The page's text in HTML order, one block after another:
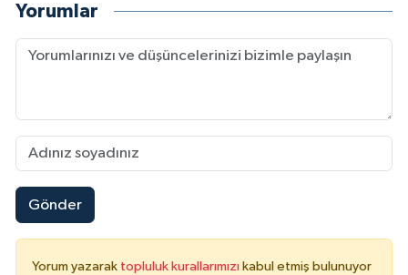
Yorumlar
Gönder
Yorum yazarak topluluk kurallarımızı kabul etmiş bulunuyor